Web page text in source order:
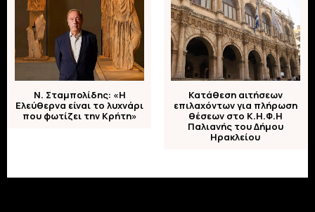
N. Σταμπολίδης: «Η
Ελεύθερνα είναι το λυχνάρι
που φωτίζει την Κρήτη»
Κατάθεση αιτήσεων
επιλαχόντων για πλήρωση
θέσεων στο Κ.Η.Φ.Η
Παλιανής του Δήμου
Ηρακλείου